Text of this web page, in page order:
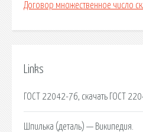
Договор множественное число
Links
ГОСТ 22042-76, скачать ГОСТ
Шпилька (деталь) — Википедия.